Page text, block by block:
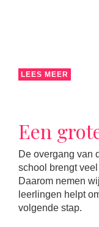
LEES MEER
Een
De overgang van
school brengt
Daarom nemen
leerlingen helpt
volgende stap.